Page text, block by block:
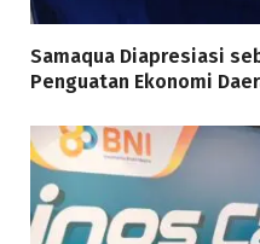
Samaqua Diapresiasi
Penguatan Ekonomi